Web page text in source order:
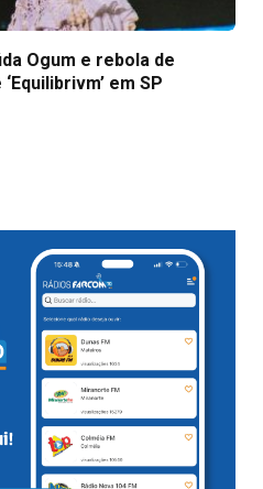
Ogum e rebola de
em SP